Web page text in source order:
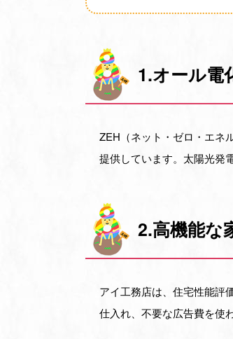
1.オール電
ZEH（ネット・ゼロ・エネ
提供しています。太陽光発
2.高機能な
アイ工務店は、住宅性能評
仕入れ、不要な広告費を使